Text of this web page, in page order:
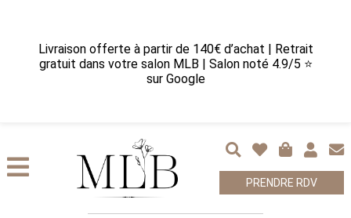
Livraison offerte à partir de 140€ d’achat | Retrait
gratuit dans votre salon MLB | Salon noté 4.9/5 ⭐
sur Google
PRENDRE RDV